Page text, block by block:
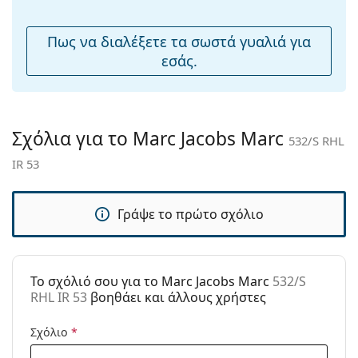
Αξεσουάρ
θήκη:
Άλλα
Τύπος:
Marc Jacobs
Χρήση:
Μόδα
Προϊόντος /
532/S RHL IR 53
Πως να διαλέξετε τα σωστά γυαλιά για
εσάς.
Σχόλια για το Marc Jacobs Marc 532/S RHL
IR 53
Γράψε το πρώτο σχόλιο
To σχόλιό σου για το Marc Jacobs Marc 532/S
RHL IR 53 βοηθάει και άλλους χρήστες
Σχόλιο *